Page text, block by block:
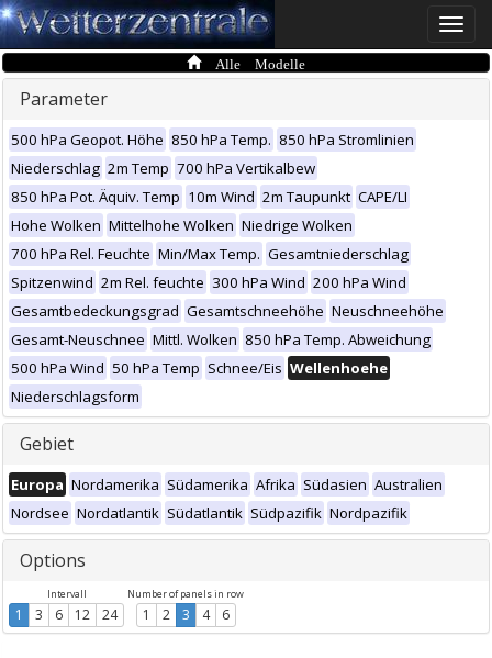
Toggle
Alle Modelle
Parameter
500 hPa Geopot. Höhe 850 hPa Temp. 850 hPa Stromlinien
Niederschlag 2m Temp 700 hPa Vertikalbew
850 hPa Pot. Äquiv. Temp 10m Wind 2m Taupunkt CAPE/LI
Hohe Wolken Mittelhohe Wolken Niedrige Wolken
700 hPa Rel. Feuchte Min/Max Temp. Gesamtniederschlag
Spitzenwind 2m Rel. feuchte 300 hPa Wind 200 hPa Wind
Gesamtbedeckungsgrad Gesamtschneehöhe Neuschneehöhe
Gesamt-Neuschnee Mittl. Wolken 850 hPa Temp. Abweichung
500 hPa Wind 50 hPa Temp Schnee/Eis Wellenhoehe
Niederschlagsform
Gebiet
Europa Nordamerika Südamerika Afrika Südasien Australien
Nordsee Nordatlantik Südatlantik Südpazifik Nordpazifik
Options
Intervall
1 3 6 12 24
Number of panels in row
1 2 3 4 6